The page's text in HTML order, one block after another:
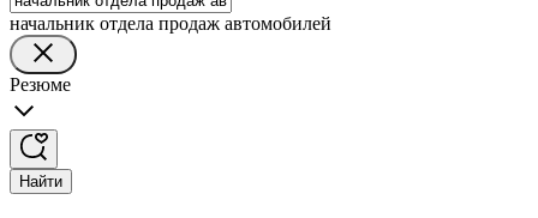
начальник отдела продаж автомобилей
Резюме
Найти